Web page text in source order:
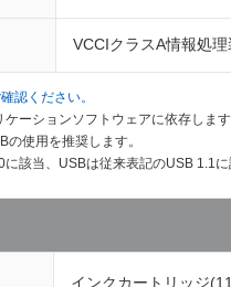
VCCIクラスA情報処
認ください。
ーションソフトウェアに依存しま
使用を推奨します。
該当、USBは従来表記のUSB 1.1
インクカートリッジ